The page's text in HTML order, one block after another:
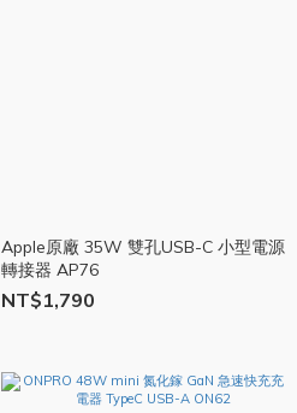
Apple原廠 35W 雙孔USB-C 小型電源
轉接器 AP76
NT$1,790